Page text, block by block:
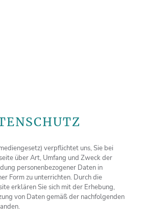
verpflichtet uns, Sie bei
über Art, Umfang und Zweck der
personenbezogener Daten in
Form zu unterrichten. Durch die
erklären Sie sich mit der Erhebung,
von Daten gemäß der nachfolgenden